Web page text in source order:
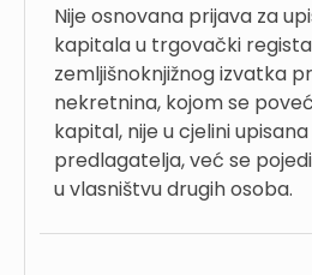
Nije osnovana prijava za
kapitala u trgovački
zemljišnoknjižnog izvatka
nekretnina, kojom se
kapital, nije u cjelini
predlagatelja, već se
u vlasništvu drugih osoba.